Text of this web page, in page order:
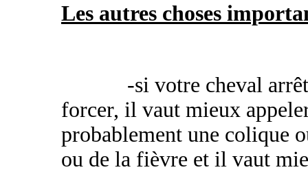
Les autres choses
-si votre cheval
forcer, il vaut mieux
probablement une colique
ou de la fièvre et il vaut